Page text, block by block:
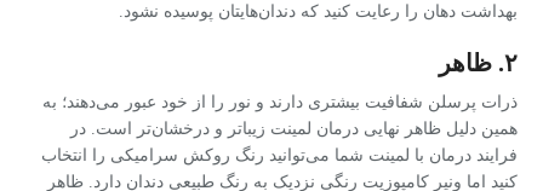
بهداشت دهان را رعایت کنید که دندان‌هایتان پوسیده نشود.
۲. ظاهر
ذرات پرسلن شفافیت بیشتری دارند و نور را از خود عبور می‌دهند؛ به
همین دلیل ظاهر نهایی درمان لمینت زیباتر و درخشان‌تر است. در
فرایند درمان با لمینت شما می‌توانید رنگ روکش سرامیکی را انتخاب
کنید اما ونیر کامپوزیت رنگی نزدیک به رنگ طبیعی دندان دارد. ظاهر